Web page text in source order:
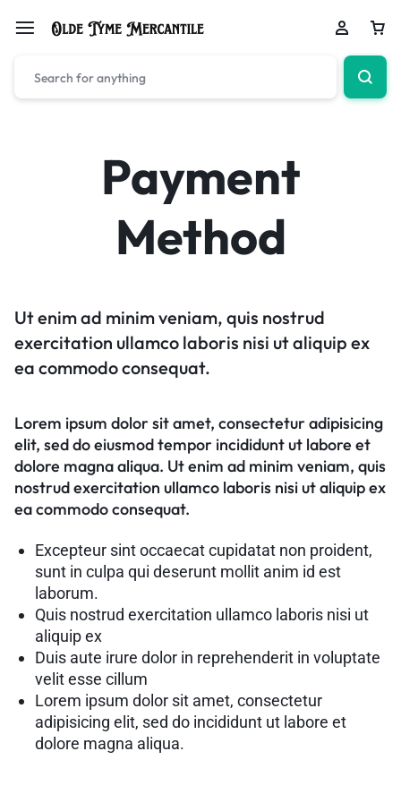
Payment
Method
Ut enim ad minim veniam, quis nostrud
exercitation ullamco laboris nisi ut aliquip ex
ea commodo consequat.
Lorem ipsum dolor sit amet, consectetur adipisicing
elit, sed do eiusmod tempor incididunt ut labore et
dolore magna aliqua. Ut enim ad minim veniam, quis
nostrud exercitation ullamco laboris nisi ut aliquip ex
ea commodo consequat.
Excepteur sint occaecat cupidatat non proident,
sunt in culpa qui deserunt mollit anim id est
laborum.
Quis nostrud exercitation ullamco laboris nisi ut
aliquip ex
Duis aute irure dolor in reprehenderit in voluptate
velit esse cillum
Lorem ipsum dolor sit amet, consectetur
adipisicing elit, sed do incididunt ut labore et
dolore magna aliqua.